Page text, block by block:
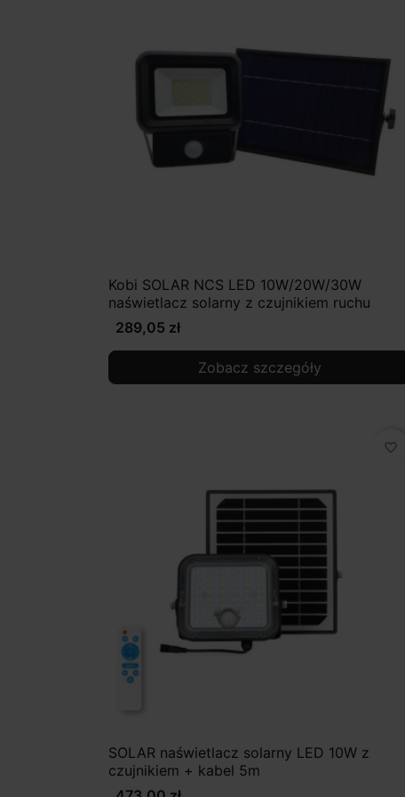
Kobi SOLAR NCS LED 10W/20W/30W
naświetlacz solarny z czujnikiem ruchu
289,05 zł
Zobacz szczegóły
favorite_border
SOLAR naświetlacz solarny LED 10W z
czujnikiem + kabel 5m